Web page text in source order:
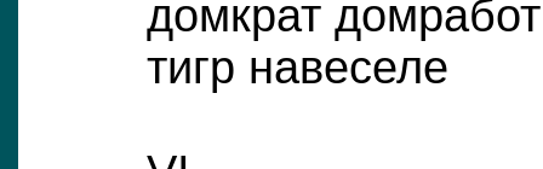
домкрат
тигр навеселе